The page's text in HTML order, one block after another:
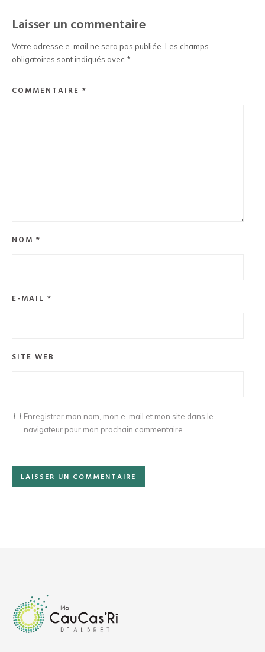
Laisser un commentaire
Votre adresse e-mail ne sera pas publiée. Les champs
obligatoires sont indiqués avec *
COMMENTAIRE *
NOM *
E-MAIL *
SITE WEB
Enregistrer mon nom, mon e-mail et mon site dans le
navigateur pour mon prochain commentaire.